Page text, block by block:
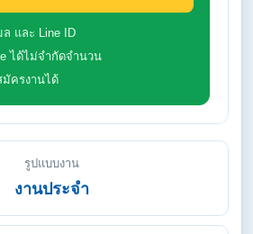
ล และ Line ID
ได้ไม่จำกัดจำนวน
มัครงานได้
รูปแบบงาน
งานประจำ